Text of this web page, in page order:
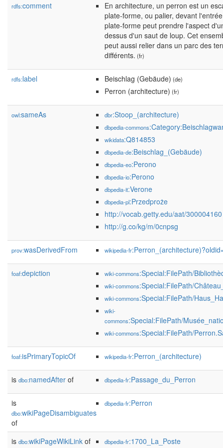
rdfs:comment
En architecture, un perron est un
plate-forme, ou palier, devant
plate-forme peut prendre l'aspect
dessus d'un saut de loup. Cet
peut aussi relier dans un parc des
différents. (fr)
rdfs:label Beischlag (Gebäude) (de)
Perron (architecture) (fr)
owl:sameAs dbr:Stoop_(architecture)
dbpedia-commons
wikidata:Q814853
dbpedia-de:Beischlag_(Gebäude)
dbpedia-eo:Perono
dbpedia-io:Perono
dbpedia-it:Verone
dbpedia-pl:Przedproże
http://vocab.getty.edu/aat/300004160
http://g.co/kg/m/0cnpsg
prov:wasDerivedFrom wikipedia-fr
foaf:depiction wiki-commons:Special:FilePath/
wiki-commons:Special:FilePath/
wiki-commons:Special:FilePath/
wiki-
commons:Special:FilePath/
wiki-commons:Special:FilePath/
foaf:isPrimaryTopicOf wikipedia-fr:Perron_(architecture)
is dbo:namedAfter of dbpedia-fr:Passage_du_Perron
is
dbo:wikiPageDisambiguates
of
dbpedia-fr:Perron
is dbo:wikiPageWikiLink of dbpedia-fr:1700_La_Poste